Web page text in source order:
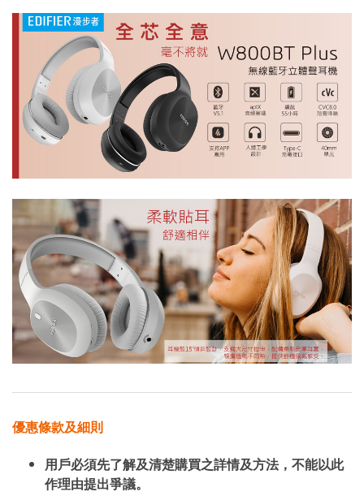
優惠條款及細則
用戶必須先了解及清楚購買之詳情及方法，不能以此
作理由提出爭議。